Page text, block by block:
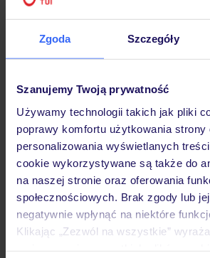
Zgoda Szczegóły
Szanujemy Twoją prywatność
Używamy technologii takich jak pliki
poprawy komfortu użytkowania strony
personalizowania wyświetlanych
cookie wykorzystywane są także do
na naszej stronie oraz oferowania
społecznościowych. Brak zgody lub
negatywnie wpłynąć na niektóre
Klikając „Zezwól na wszystkie”
Pokoje
Wyżywienie
Atrakcje